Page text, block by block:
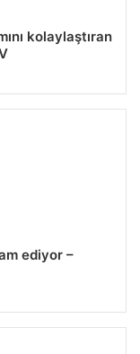
kolaylaştıran
ediyor –